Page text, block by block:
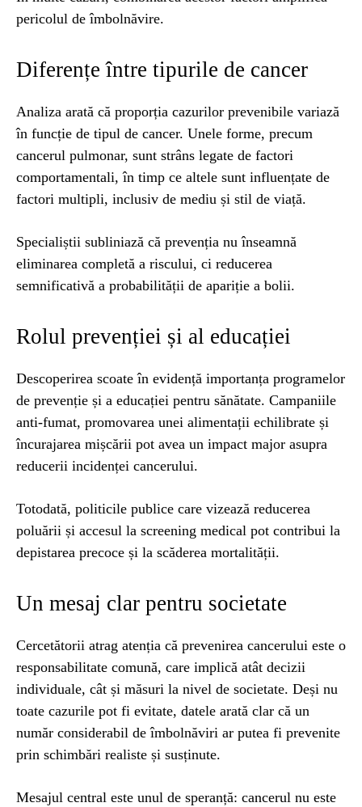
pericolul de îmbolnăvire.
Diferențe între tipurile de cancer
Analiza arată că proporția cazurilor prevenibile variază
în funcție de tipul de cancer. Unele forme, precum
cancerul pulmonar, sunt strâns legate de factori
comportamentali, în timp ce altele sunt influențate de
factori multipli, inclusiv de mediu și stil de viață.
Specialiștii subliniază că prevenția nu înseamnă
eliminarea completă a riscului, ci reducerea
semnificativă a probabilității de apariție a bolii.
Rolul prevenției și al educației
Descoperirea scoate în evidență importanța programelor
de prevenție și a educației pentru sănătate. Campaniile
anti-fumat, promovarea unei alimentații echilibrate și
încurajarea mișcării pot avea un impact major asupra
reducerii incidenței cancerului.
Totodată, politicile publice care vizează reducerea
poluării și accesul la screening medical pot contribui la
depistarea precoce și la scăderea mortalității.
Un mesaj clar pentru societate
Cercetătorii atrag atenția că prevenirea cancerului este o
responsabilitate comună, care implică atât decizii
individuale, cât și măsuri la nivel de societate. Deși nu
toate cazurile pot fi evitate, datele arată clar că un
număr considerabil de îmbolnăviri ar putea fi prevenite
prin schimbări realiste și susținute.
Mesajul central este unul de speranță: cancerul nu este